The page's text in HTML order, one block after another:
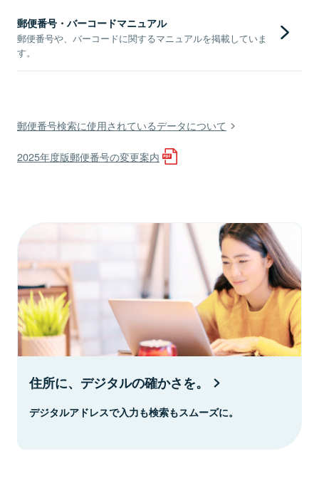
郵便番号・バーコードマニュアル
郵便番号や、バーコードに関するマニュアルを掲載していま
す。
郵便番号検索に使用されているデータについて
2025年度版郵便番号の変更案内
住所に、デジタルの確かさを。
デジタルアドレスで入力も検索もスムーズに。